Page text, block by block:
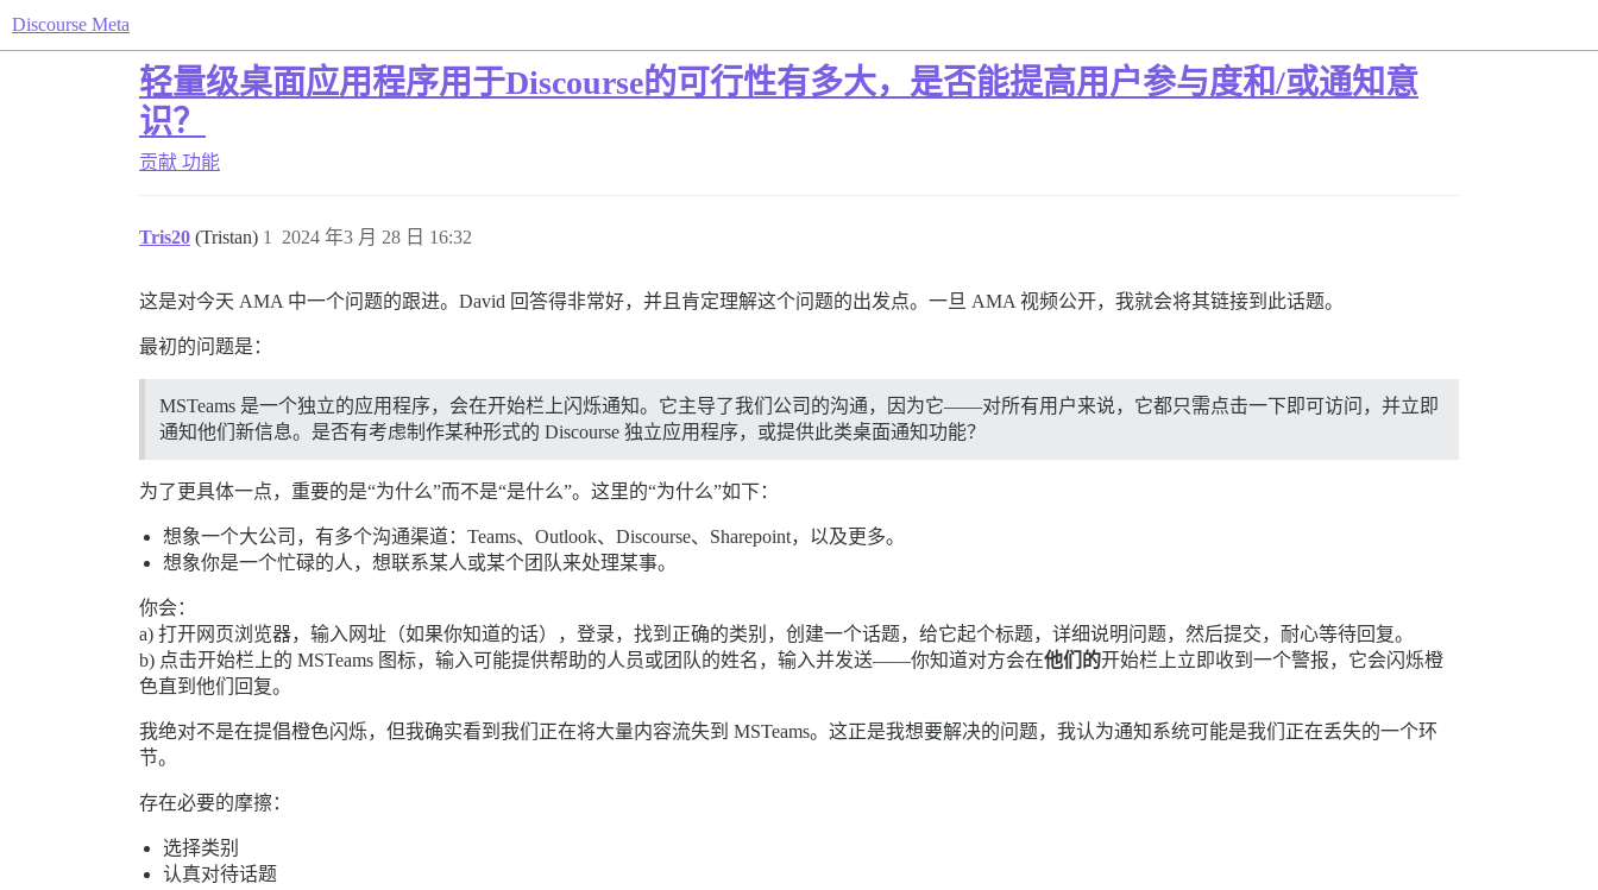
Discourse Meta
轻量级桌面应用程序用于Discourse的可行性有多大，是否能提高用户参与度和/或通知意
识？
贡献 功能
Tris20 (Tristan) 2024 年3 月 28 日 16:32
1
这是对今天 AMA 中一个问题的跟进。David 回答得非常好，并且肯定理解这个问题的出发点。一旦 AMA 视频公开，我就会将其链接到此话题。
最初的问题是：
MSTeams 是一个独立的应用程序，会在开始栏上闪烁通知。它主导了我们公司的沟通，因为它——对所有用户来说，它都只需点击一下即可访问，并立即
通知他们新信息。是否有考虑制作某种形式的 Discourse 独立应用程序，或提供此类桌面通知功能？
为了更具体一点，重要的是“为什么”而不是“是什么”。这里的“为什么”如下：
想象一个大公司，有多个沟通渠道：Teams、Outlook、Discourse、Sharepoint，以及更多。
想象你是一个忙碌的人，想联系某人或某个团队来处理某事。
你会：
a) 打开网页浏览器，输入网址（如果你知道的话），登录，找到正确的类别，创建一个话题，给它起个标题，详细说明问题，然后提交，耐心等待回复。
b) 点击开始栏上的 MSTeams 图标，输入可能提供帮助的人员或团队的姓名，输入并发送——你知道对方会在他们的开始栏上立即收到一个警报，它会闪烁橙
色直到他们回复。
我绝对不是在提倡橙色闪烁，但我确实看到我们正在将大量内容流失到 MSTeams。这正是我想要解决的问题，我认为通知系统可能是我们正在丢失的一个环
节。
存在必要的摩擦：
选择类别
认真对待话题